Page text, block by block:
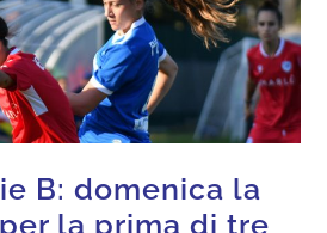
B: domenica la
la prima di tre